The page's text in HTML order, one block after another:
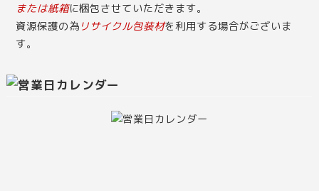
または紙箱に梱包させていただきます。
資源保護の為 リサイクル包装材を利用する場合がございま
す。